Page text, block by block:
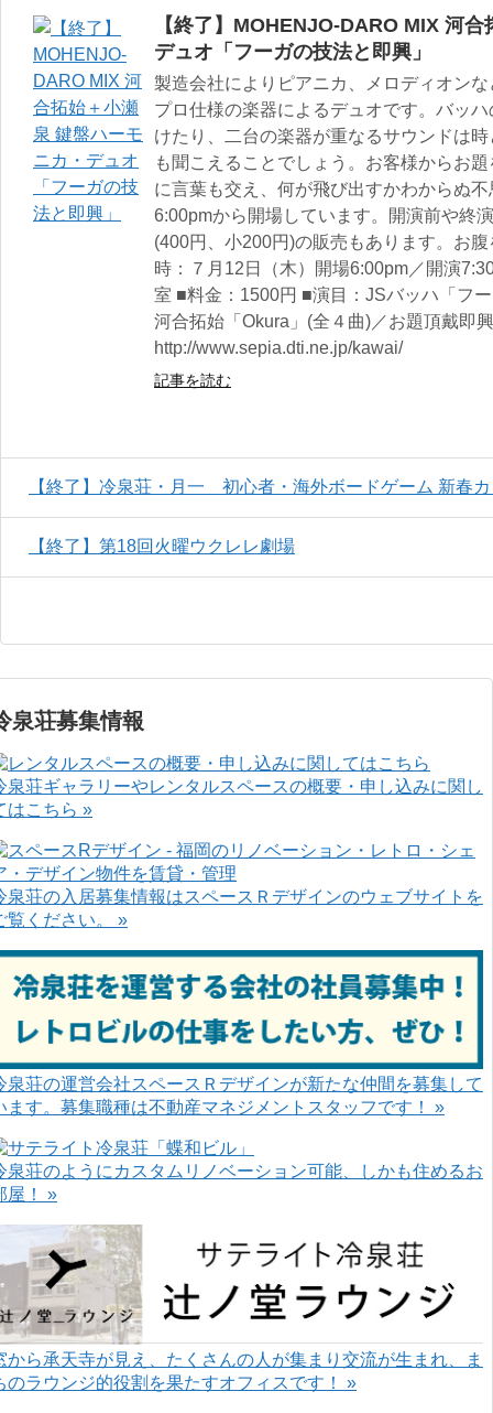
【終了】MOHENJO-DARO MIX 河
デュオ「フーガの技法と即興」
製造会社によりピアニカ、メロディオン
プロ仕様の楽器によるデュオです。バッ
けたり、二台の楽器が重なるサウンドは
も聞こえることでしょう。お客様からお
に言葉も交え、何が飛び出すかわからぬ
6:00pmから開場しています。開演前や終
(400円、小200円)の販売もあります。お
時：７月12日（木）開場6:00pm／開演
室 ■料金：1500円 ■演目：JSバッハ「フ
河合拓始「Okura」(全４曲)／お題頂戴
http://www.sepia.dti.ne.jp/kawai/
記事を読む
【終了】冷泉荘・月一 初心者・海外ボードゲーム 新春
【終了】第18回火曜ウクレレ劇場
泉荘募集情報
泉荘ギャラリーやレンタルスペースの概要・申し込みに関し
はこちら »
泉荘の入居募集情報はスペースＲデザインのウェブサイトを
覧ください。 »
泉荘の運営会社スペースＲデザインが新たな仲間を募集して
ます。募集職種は不動産マネジメントスタッフです！ »
泉荘のようにカスタムリノベーション可能、しかも住めるお
屋！ »
から承天寺が見え、たくさんの人が集まり交流が生まれ、ま
のラウンジ的役割を果たすオフィスです！ »